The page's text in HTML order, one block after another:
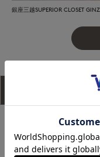
銀座三越SUPERIOR CLOSET
ママインフルエンサ
のコラボレーション第
大人気の美脚ストレー